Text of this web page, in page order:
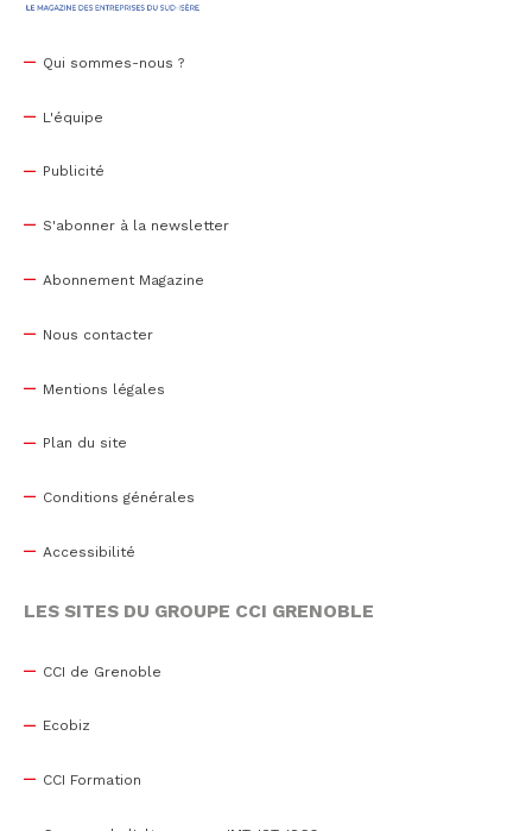
Qui sommes-nous ?
L'équipe
Publicité
S'abonner à la newsletter
Abonnement Magazine
Nous contacter
Mentions légales
Plan du site
Conditions générales
Accessibilité
LES SITES DU GROUPE CCI GRENOBLE
CCI de Grenoble
Ecobiz
CCI Formation